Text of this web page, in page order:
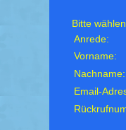
Bitte
Anrede:
Vorname:
Nachname:
Email-